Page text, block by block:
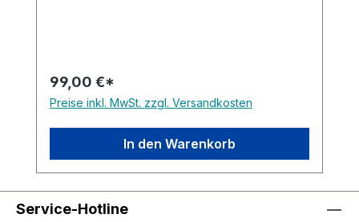
99,00 €*
Preise inkl. MwSt. zzgl. Versandkosten
In den Warenkorb
Service-Hotline